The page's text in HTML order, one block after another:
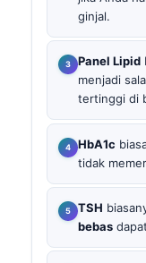
ginjal.
Panel Lipid
menjadi
tertinggi di
HbA1c
tidak
TSH
bebas